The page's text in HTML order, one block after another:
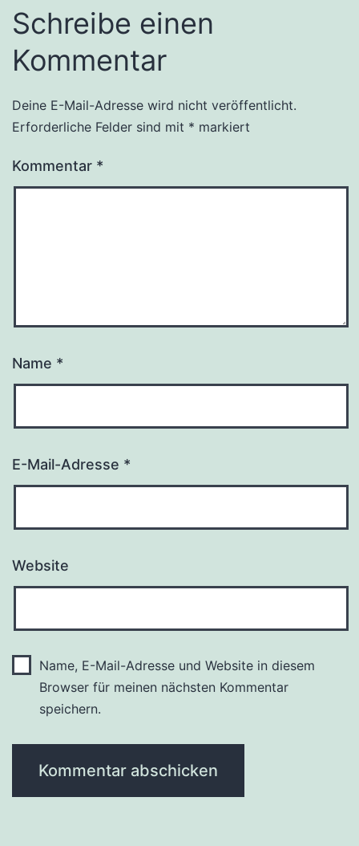
Schreibe einen
Kommentar
Deine E-Mail-Adresse wird nicht veröffentlicht.
Erforderliche Felder sind mit * markiert
Kommentar *
Name *
E-Mail-Adresse *
Website
Name, E-Mail-Adresse und Website in diesem
Browser für meinen nächsten Kommentar
speichern.